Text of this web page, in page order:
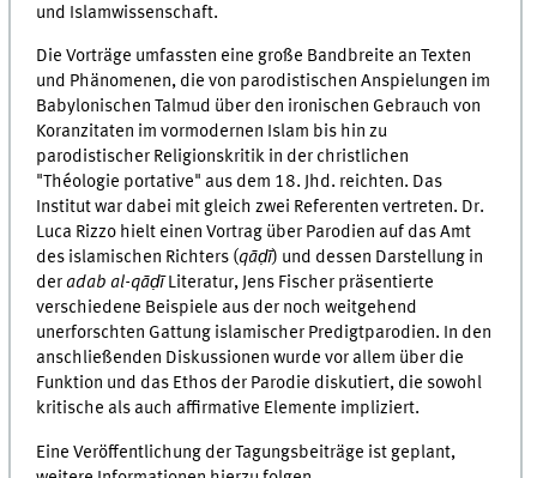
und Islamwissenschaft.
Die Vorträge umfassten eine große Bandbreite an Texten
und Phänomenen, die von parodistischen Anspielungen im
Babylonischen Talmud über den ironischen Gebrauch von
Koranzitaten im vormodernen Islam bis hin zu
parodistischer Religionskritik in der christlichen
"Théologie portative" aus dem 18. Jhd. reichten. Das
Institut war dabei mit gleich zwei Referenten vertreten. Dr.
Luca Rizzo hielt einen Vortrag über Parodien auf das Amt
des islamischen Richters (qāḍī) und dessen Darstellung in
deradab al-qāḍīLiteratur, Jens Fischer präsentierte
verschiedene Beispiele aus der noch weitgehend
unerforschten Gattung islamischer Predigtparodien. In den
anschließenden Diskussionen wurde vor allem über die
Funktion und das Ethos der Parodie diskutiert, die sowohl
kritische als auch affirmative Elemente impliziert.
Eine Veröffentlichung der Tagungsbeiträge ist geplant,